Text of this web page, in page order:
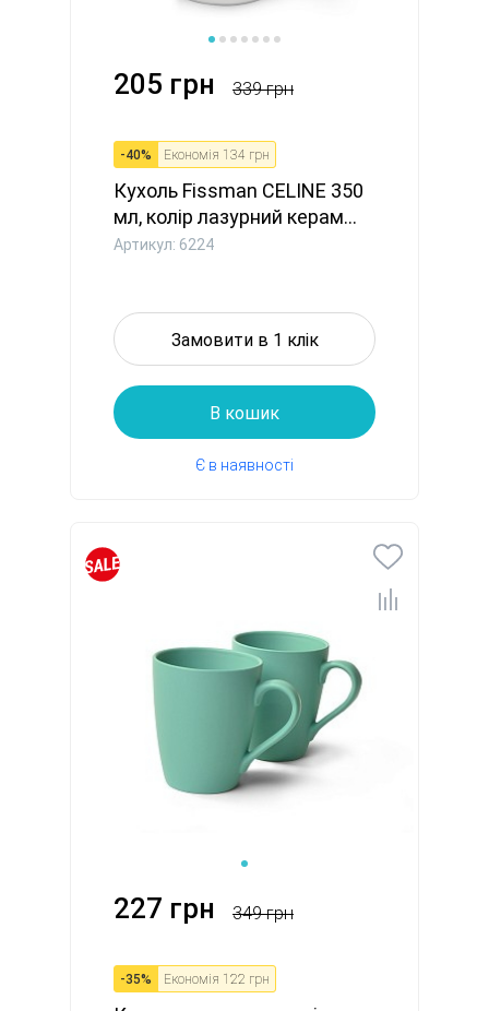
205 грн 339 грн
-40% Економія 134 грн
Кухоль Fissman CELINE 350
мл, колір лазурний керам...
Артикул: 6224
Замовити в 1 клік
В кошик
Є в наявності
227 грн 349 грн
-35% Економія 122 грн